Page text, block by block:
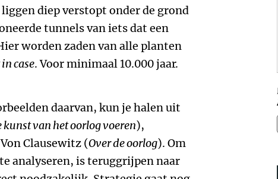
diep verstopt onder de grond
tunnels van iets dat een
worden zaden van alle planten
in case. Voor minimaal 10.000 jaar.
daarvan, kun je halen uit
kunst van het oorlog voeren),
Clausewitz (Over de oorlog). Om
analyseren, is teruggrijpen naar